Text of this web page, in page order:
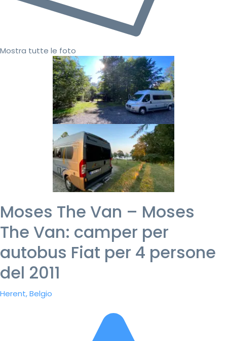
Mostra tutte le foto
Moses The Van – Moses
The Van: camper per
autobus Fiat per 4 persone
del 2011
Herent, Belgio